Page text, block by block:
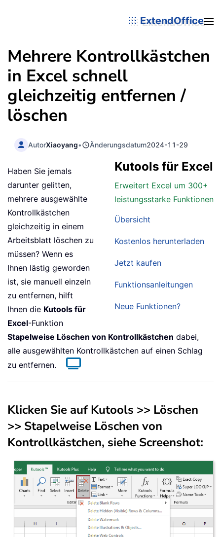
ExtendOffice
Mehrere Kontrollkästchen
in Excel schnell
gleichzeitig entfernen /
löschen
AutorXiaoyang• Änderungsdatum2024-11-29
Kutools für Excel
Erweitert Excel um 300+
leistungsstarke Funktionen
Übersicht
Kostenlos herunterladen
Jetzt kaufen
Funktionsanleitungen
Neue Funktionen?
Haben Sie jemals
darunter gelitten,
mehrere ausgewählte
Kontrollkästchen
gleichzeitig in einem
Arbeitsblatt löschen zu
müssen? Wenn es
Ihnen lästig geworden
ist, sie manuell einzeln
zu entfernen, hilft
Ihnen die Kutools für
Excel-Funktion
Stapelweise Löschen von Kontrollkästchen dabei,
alle ausgewählten Kontrollkästchen auf einen Schlag
zu entfernen.
Klicken Sie auf Kutools >> Löschen
>> Stapelweise Löschen von
Kontrollkästchen, siehe Screenshot: